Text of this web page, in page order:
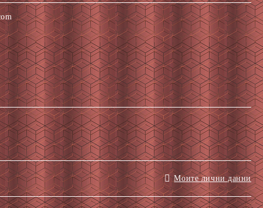
Моите лични данни